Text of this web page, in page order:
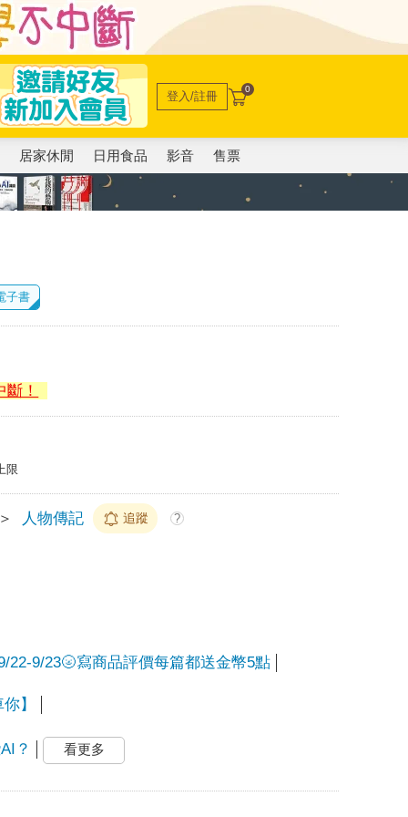
登入/註冊 0
居家休閒 日用食品 影音 售票
子書
！
限
人物傳記 追蹤 ?
22-9/23🌝寫商品評價每篇都送金幣5點
】
？ 看更多